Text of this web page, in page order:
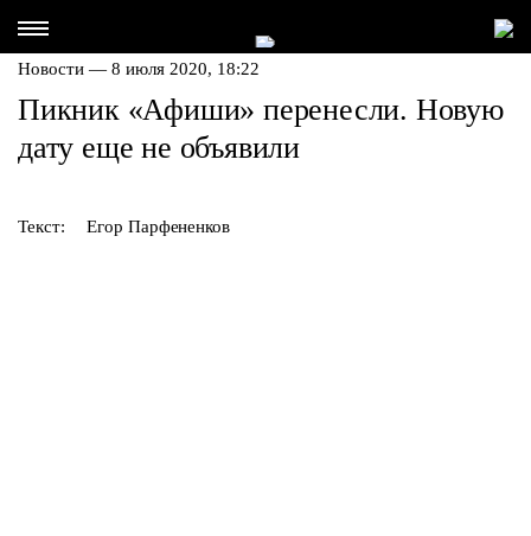
Новости — 8 июля 2020, 18:22
Пикник «Афиши» перенесли. Новую
дату еще не объявили
Текст: Егор Парфененков